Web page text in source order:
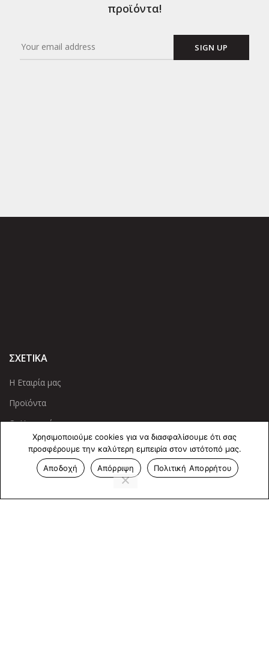
προϊόντα!
ΣΧΕΤΙΚΑ
Η Εταιρία μας
Προϊόντα
Οι Υπηρεσίες μας
ΠΛΗΡΟΦΟΡΙΕΣ
Πολιτική Απορρήτου
Cookies
Χρησιμοποιούμε cookies για να διασφαλίσουμε ότι σας
προσφέρουμε την καλύτερη εμπειρία στον ιστότοπό μας.
Αποδοχή
Απόρριψη Πολιτική Απορρήτου